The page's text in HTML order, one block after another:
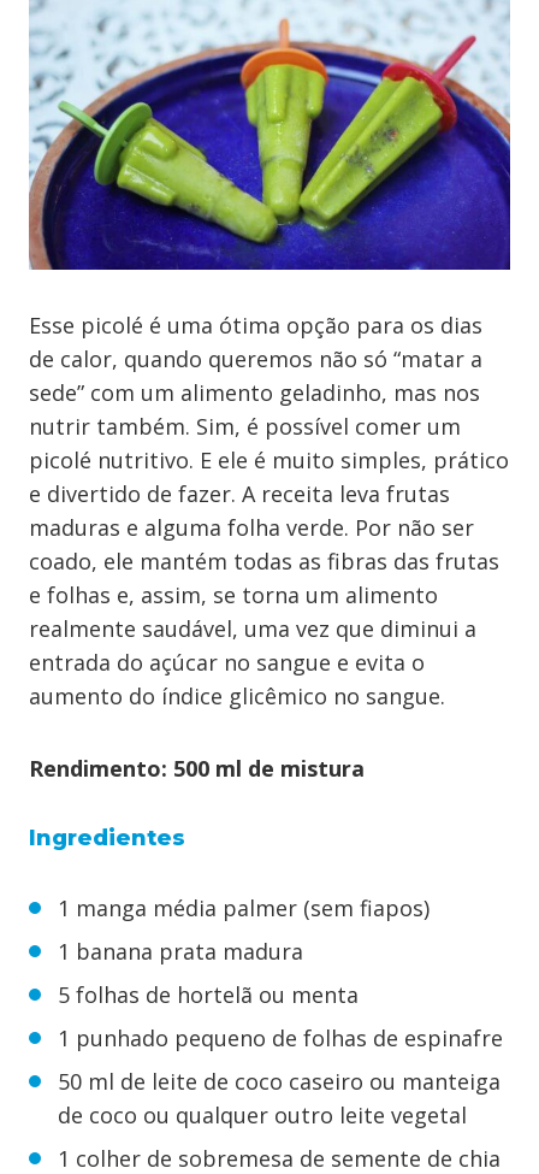
Esse picolé é uma ótima opção para os dias
de calor, quando queremos não só “matar a
sede” com um alimento geladinho, mas nos
nutrir também. Sim, é possível comer um
picolé nutritivo. E ele é muito simples, prático
e divertido de fazer. A receita leva frutas
maduras e alguma folha verde. Por não ser
coado, ele mantém todas as fibras das frutas
e folhas e, assim, se torna um alimento
realmente saudável, uma vez que diminui a
entrada do açúcar no sangue e evita o
aumento do índice glicêmico no sangue.
Rendimento: 500 ml de mistura
Ingredientes
1 manga média palmer (sem fiapos)
1 banana prata madura
5 folhas de hortelã ou menta
1 punhado pequeno de folhas de espinafre
50 ml de leite de coco caseiro ou manteiga
de coco ou qualquer outro leite vegetal
1 colher de sobremesa de semente de chia